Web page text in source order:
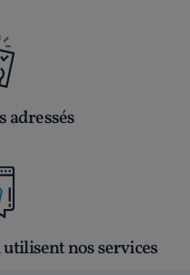
adressés
nos services